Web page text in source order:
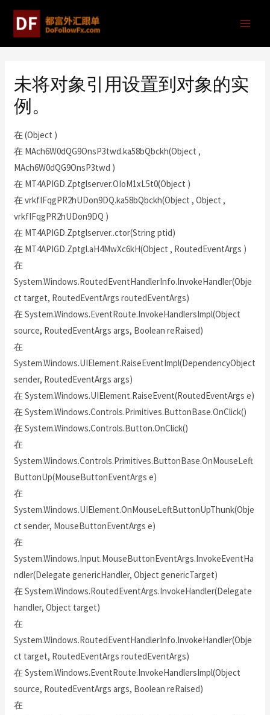
未将对象引用设置到对象的实
例。
在 (Object )
在 MAch6W0dQG9OnsP3twd.ka58bQbckh(Object ,
MAch6W0dQG9OnsP3twd )
在 MT4APIGD.Zptglserver.OIoM1xL5t0(Object )
在 vrkfIFqgPR2hUDon9DQ.ka58bQbckh(Object , Object ,
vrkfIFqgPR2hUDon9DQ )
在 MT4APIGD.Zptglserver..ctor(String ptid)
在 MT4APIGD.Zptgl.aH4MwXc6kH(Object , RoutedEventArgs )
在
System.Windows.RoutedEventHandlerInfo.InvokeHandler(Obje
ct target, RoutedEventArgs routedEventArgs)
在 System.Windows.EventRoute.InvokeHandlersImpl(Object
source, RoutedEventArgs args, Boolean reRaised)
在
System.Windows.UIElement.RaiseEventImpl(DependencyObject
sender, RoutedEventArgs args)
在 System.Windows.UIElement.RaiseEvent(RoutedEventArgs e)
在 System.Windows.Controls.Primitives.ButtonBase.OnClick()
在 System.Windows.Controls.Button.OnClick()
在
System.Windows.Controls.Primitives.ButtonBase.OnMouseLeft
ButtonUp(MouseButtonEventArgs e)
在
System.Windows.UIElement.OnMouseLeftButtonUpThunk(Obje
ct sender, MouseButtonEventArgs e)
在
System.Windows.Input.MouseButtonEventArgs.InvokeEventHa
ndler(Delegate genericHandler, Object genericTarget)
在 System.Windows.RoutedEventArgs.InvokeHandler(Delegate
handler, Object target)
在
System.Windows.RoutedEventHandlerInfo.InvokeHandler(Obje
ct target, RoutedEventArgs routedEventArgs)
在 System.Windows.EventRoute.InvokeHandlersImpl(Object
source, RoutedEventArgs args, Boolean reRaised)
在